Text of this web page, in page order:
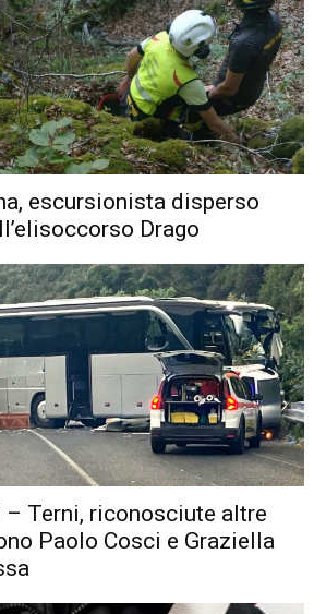
escursionista disperso
Drago
– Terni, riconosciute altre
Paolo Cosci e Graziella